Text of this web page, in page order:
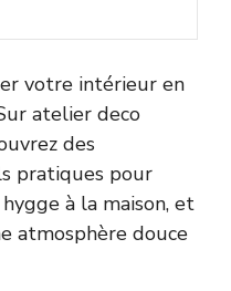
votre intérieur en
atelier deco
des
pratiques pour
à la maison, et
atmosphère douce